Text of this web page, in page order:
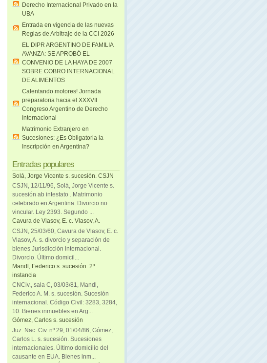
Derecho Internacional Privado en la
UBA
Entrada en vigencia de las nuevas
Reglas de Arbitraje de la CCI 2026
EL DIPR ARGENTINO DE FAMILIA
AVANZA: SE APROBÓ EL
CONVENIO DE LA HAYA DE 2007
SOBRE COBRO INTERNACIONAL
DE ALIMENTOS
Calentando motores! Jornada
preparatoria hacia el XXXVII
Congreso Argentino de Derecho
Internacional
Matrimonio Extranjero en
Sucesiones: ¿Es Obligatoria la
Inscripción en Argentina?
Entradas populares
Solá, Jorge Vicente s. sucesión. CSJN
CSJN, 12/11/96, Solá, Jorge Vicente s.
sucesión ab intestato . Matrimonio
celebrado en Argentina. Divorcio no
vincular. Ley 2393. Segundo ...
Cavura de Vlasov, E. c. Vlasov, A.
CSJN, 25/03/60, Cavura de Vlasov, E. c.
Vlasov, A. s. divorcio y separación de
bienes Jurisdicción internacional.
Divorcio. Último domicil...
Mandl, Federico s. sucesión. 2º
instancia
CNCiv., sala C, 03/03/81, Mandl,
Federico A. M. s. sucesión. Sucesión
internacional. Código Civil: 3283, 3284,
10. Bienes inmuebles en Arg...
Gómez, Carlos s. sucesión
Juz. Nac. Civ. nº 29, 01/04/86, Gómez,
Carlos L. s. sucesión. Sucesiones
internacionales. Último domicilio del
causante en EUA. Bienes inm...